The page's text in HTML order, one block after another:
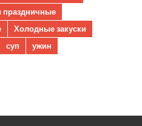
праздничные
Холодные закуски
суп ужин